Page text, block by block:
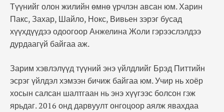
Түүнийг олон жилийн өмнө үрчлэн авсан юм. Харин
Пакс, Захар, Шайло, Нокс, Вивьен зэрэг бусад
хүүхдүүдээ одоогоор Анжелина Жоли гэрээслэлдээ
дурдаагүй байгаа аж.
Зарим хэвлэлүүд түүний энэ үйлдлийг Брэд Питтийн
эсрэг үйлдэл хэмээн бичиж байгаа юм. Учир нь хоёр
хосын салсан шалтгаан нь энэ хүүгээс болсон гэж
ярьдаг. 2016 онд дарвуулт онгоцоор аялж явахдаа